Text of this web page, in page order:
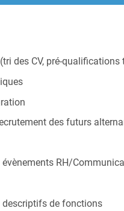
des CV, pré-qualifications
des futurs
évènements RH/
descriptifs de fonctions